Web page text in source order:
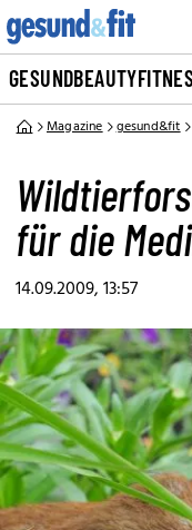
GESUNDBEAUTY
Magazine gesund&fit
für die
14.09.2009, 13:57